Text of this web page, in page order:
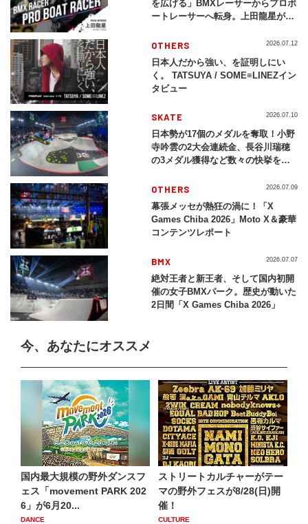
を広げる」BMXレーサーからプロボ
ートレーサーへ転身。上田龍星が体
OTHERS
日本人だから強い、を証明しにい
く。 TATSUYA / SOME≡LINEZイン
タビュー
2026.07.12
SKATE
日本勢が17個のメダルを奪取！小野
寺吟雲の2大会連続金、長谷川瑞穂
の3メダル獲得など数々の快挙をプ
2026」
2026.07.10
OTHERS
幕張メッセが熱狂の渦に！「X
Games Chiba 2026」Moto X＆豪華
コンテンツレポート
2026.07.09
BMX
絶対王者と新王者、そして国内初開
催の女子BMXパーク。歴史が動いた
2日間「X Games Chiba 2026」
2026.07.07
今、あなたにオススメ
国内最大規模の野外ダンスフ
ェス「movement PARK 202
6」が6月20...
DANCE
ストリートカルチャーがテー
マの野外フェスが8/28(日)開
催！
CULTURE